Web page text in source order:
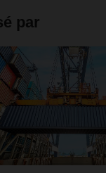
par